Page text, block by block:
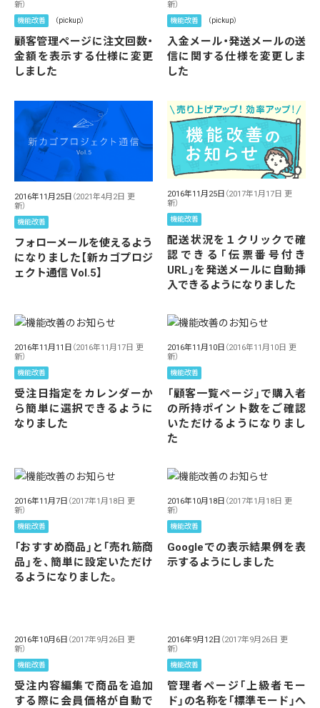
新）
機能改善 （pickup）
顧客管理ページに注文回数・
金額を表示する仕様に変更
しました
新）
機能改善 （pickup）
入金メール・発送メールの送
信に関する仕様を変更しま
した
2016年11月25日 （2021年4月2日 更
新）
機能改善
フォローメールを使えるよう
になりました【新カゴプロジ
ェクト通信 Vol.5】
2016年11月25日 （2017年1月17日 更
新）
機能改善
配送状況を１クリックで確
認できる「伝票番号付き
URL」を発送メールに自動挿
入できるようになりました
2016年11月11日 （2016年11月17日 更
新）
機能改善
受注日指定をカレンダーか
ら簡単に選択できるように
なりました
2016年11月10日 （2016年11月10日 更
新）
機能改善
「顧客一覧ページ」で購入者
の所持ポイント数をご確認
いただけるようになりまし
た
2016年11月7日 （2017年1月18日 更
新）
機能改善
「おすすめ商品」と「売れ筋商
品」を、簡単に設定いただけ
るようになりました。
2016年10月18日 （2017年1月18日 更
新）
機能改善
Googleでの表示結果例を表
示するようにしました
2016年10月6日 （2017年9月26日 更
新）
機能改善
受注内容編集で商品を追加
する際に会員価格が自動で
2016年9月12日 （2017年9月26日 更
新）
機能改善
管理者ページ「上級者モー
ド」の名称を「標準モード」へ